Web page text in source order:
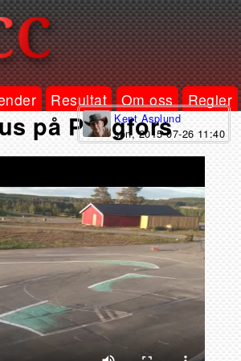
Resultat Om oss Regler
på Pengfors
Kent Asplund
sön, 2015-07-26 11:40